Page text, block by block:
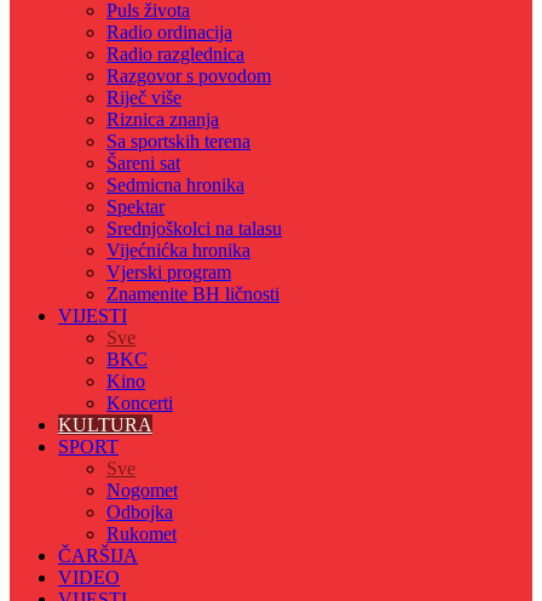
Puls života
Radio ordinacija
Radio razglednica
Razgovor s povodom
Riječ više
Riznica znanja
Sa sportskih terena
Šareni sat
Sedmicna hronika
Spektar
Srednjoškolci na talasu
Vijećnićka hronika
Vjerski program
Znamenite BH ličnosti
VIJESTI
Sve
BKC
Kino
Koncerti
KULTURA
SPORT
Sve
Nogomet
Odbojka
Rukomet
ČARŠIJA
VIDEO